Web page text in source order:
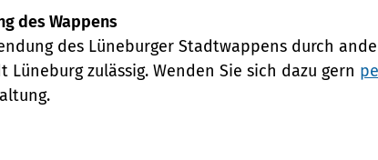
des Wappens
des Lüneburger Stadtwappens durch
Lüneburg zulässig. Wenden Sie sich dazu gern